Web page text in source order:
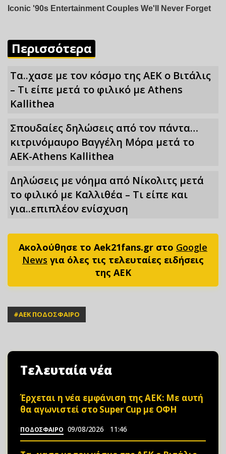
Περισσότερα
Τα..χασε με τον κόσμο της ΑΕΚ ο Βιτάλις
– Τι είπε μετά το φιλικό με Athens
Kallithea
Σπουδαίες δηλώσεις από τον πάντα…
κιτρινόμαυρο Βαγγέλη Μόρα μετά το
ΑΕΚ-Athens Kallithea
Δηλώσεις με νόημα από Νίκολιτς μετά
το φιλικό με Καλλιθέα – Τι είπε και
για..επιπλέον ενίσχυση
Ακολούθησε το Aek21fans.gr στο Google
News για όλες τις τελευταίες ειδήσεις
της ΑΕΚ
#ΑΕΚ ΠΟΔΟΣΦΑΙΡΟ
Τελευταία νέα
Έρχεται η νέα εμφάνιση της ΑΕΚ: Με αυτή
θα αγωνιστεί στο Super Cup με ΟΦΗ
ΠΟΔΟΣΦΑΙΡΟ 09/08/2026 11:46